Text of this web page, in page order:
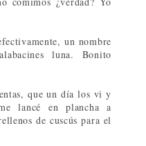
un nombre
luna. Bonito
que un día los vi y
lancé en plancha a
de cuscús para el